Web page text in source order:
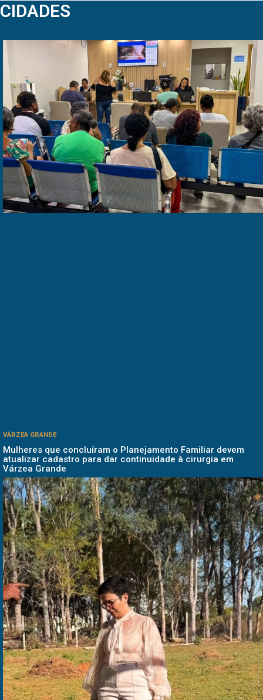
CIDADES
VÁRZEA GRANDE
Mulheres que concluíram o Planejamento Familiar devem
atualizar cadastro para dar continuidade à cirurgia em
Várzea Grande